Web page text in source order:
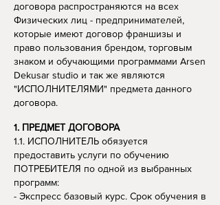
договора распространяются на всех
Физических лиц - предпринимателей,
которые имеют договор франшизы и
право пользования брендом, торговым
знаком и обучающими программами Arsen
Dekusar studio и так же являются
"ИСПОЛНИТЕЛЯМИ" предмета данного
договора.
1. ПРЕДМЕТ ДОГОВОРА
1.1. ИСПОЛНИТЕЛЬ обязуется
предоставить услуги по обучению
ПОТРЕБИТЕЛЯ по одной из выбранных
программ:
- Экспресс базовый курс. Срок обучения в